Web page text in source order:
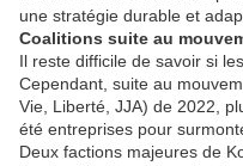
une stratégie durable et
Coalitions suite au
Il reste difficile de savoir si
Cependant, suite au
Vie, Liberté, JJA) de 2022,
été entreprises pour
Deux factions majeures de